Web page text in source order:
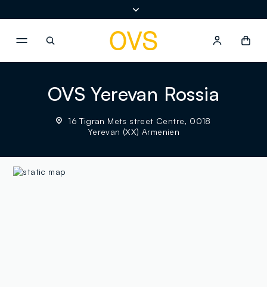
OVS Yerevan Rossia
16 Tigran Mets street Centre, 0018
Yerevan (XX) Armenien